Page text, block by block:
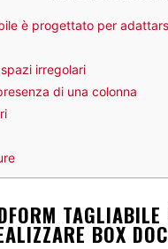
è progettato per
irregolari
di una colonna
BOX